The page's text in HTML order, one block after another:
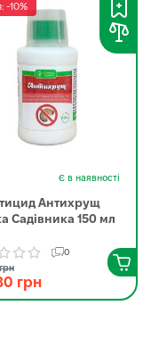
-10%
Є в наявності
Антихрущ
Садівника 150 мл
0
грн